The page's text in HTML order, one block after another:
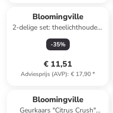
Bloomingville
2-delige set: theelichthouders
"Rosslin" bruin
-35%
€ 11,51
Adviesprijs (AVP): € 17,90*
Bloomingville
Geurkaars "Citrus Crush"